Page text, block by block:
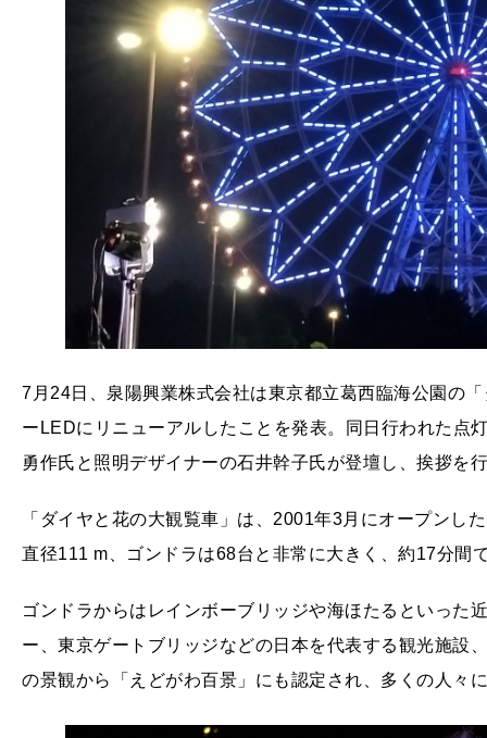
7月24日、泉陽興業株式会社は東京都立葛西臨海公園の
ーLEDにリニューアルしたことを発表。同日行われた点
勇作氏と照明デザイナーの石井幹子氏が登壇し、挨拶を
「ダイヤと花の大観覧車」は、2001年3月にオープンし
直径111 m、ゴンドラは68台と非常に大きく、約17分間
ゴンドラからはレインボーブリッジや海ほたるといった
ー、東京ゲートブリッジなどの日本を代表する観光施設
の景観から「えどがわ百景」にも認定され、多くの人々